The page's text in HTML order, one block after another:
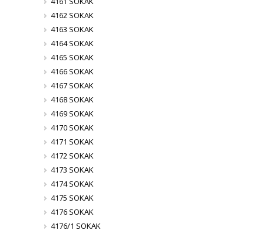
4162 SOKAK
4163 SOKAK
4164 SOKAK
4165 SOKAK
4166 SOKAK
4167 SOKAK
4168 SOKAK
4169 SOKAK
4170 SOKAK
4171 SOKAK
4172 SOKAK
4173 SOKAK
4174 SOKAK
4175 SOKAK
4176 SOKAK
4176/1 SOKAK